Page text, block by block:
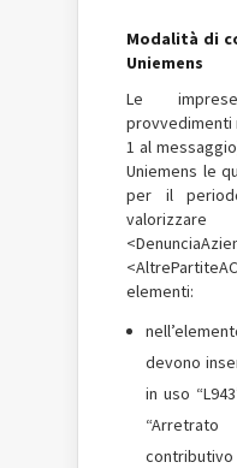
Modalità di
Uniemens
Le
provvedimenti
1 al
Uniemens le
per il
elementi:
devono
in uso